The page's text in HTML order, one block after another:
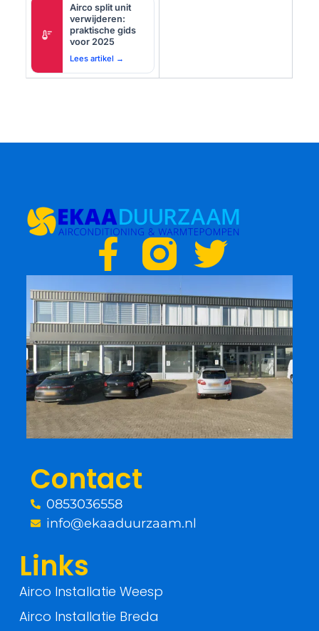
thermostat
Airco split unit
verwijderen:
praktische gids
voor 2025
Lees artikel →
F
a
c
e
b
o
k
-
T
w
i
t
t
e
Contact
0853036558
info@ekaaduurzaam.nl
Links
Airco Installatie Weesp
Airco Installatie Breda